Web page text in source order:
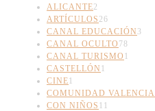
ALICANTE2
ARTÍCULOS 26
CANAL EDUCACIÓN 3
CANAL OCULTO 78
CANAL TURISMO 1
CASTELLÓN 1
CINE1
COMUNIDAD
CON NIÑOS 11